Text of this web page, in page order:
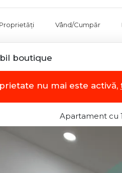
Proprietăți Vând/Cumpăr
boutique
nu mai este activă,
Apartament cu